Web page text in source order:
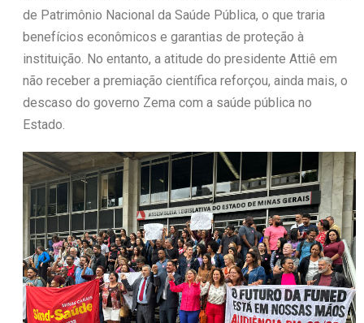
de Patrimônio Nacional da Saúde Pública, o que traria
benefícios econômicos e garantias de proteção à
instituição. No entanto, a atitude do presidente Attiê em
não receber a premiação científica reforçou, ainda mais, o
descaso do governo Zema com a saúde pública no
Estado.